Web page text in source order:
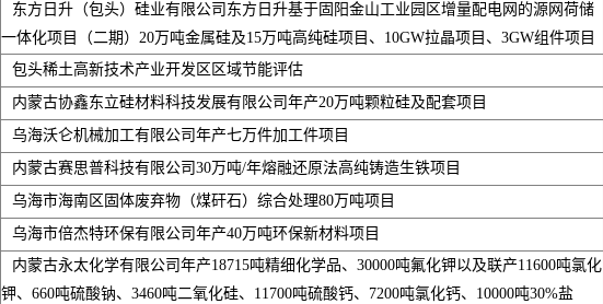
东方日升（包头）硅业有限公司东方日升基于固阳金山工业园区增量配电网的源网荷储
一体化项目（二期）20万吨金属硅及15万吨高纯硅项目、10GW拉晶项目、3GW组件项目
包头稀土高新技术产业开发区区域节能评估
内蒙古协鑫东立硅材料科技发展有限公司年产20万吨颗粒硅及配套项目
乌海沃仑机械加工有限公司年产七万件加工件项目
内蒙古赛思普科技有限公司30万吨/年熔融还原法高纯铸造生铁项目
乌海市海南区固体废弃物（煤矸石）综合处理80万吨项目
乌海市倍杰特环保有限公司年产40万吨环保新材料项目
内蒙古永太化学有限公司年产18715吨精细化学品、30000吨氟化钾以及联产11600吨氯化
钾、660吨硫酸钠、3460吨二氧化硅、11700吨硫酸钙、7200吨氯化钙、10000吨30%盐